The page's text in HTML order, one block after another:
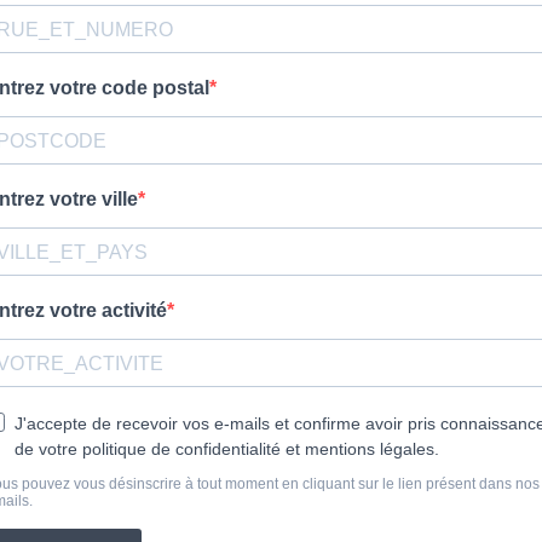
votre code postal
votre ville
votre activité
J'accepte de recevoir vos e-mails et confirme avoir pris
de votre politique de confidentialité et mentions légales.
pouvez vous désinscrire à tout moment en cliquant sur le lien présent dans nos